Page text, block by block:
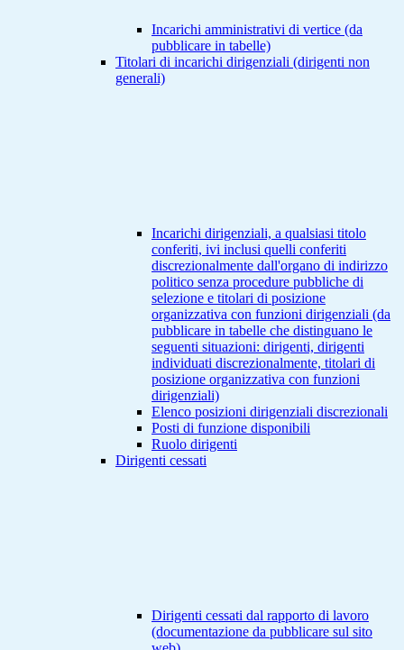
Incarichi amministrativi di vertice (da
pubblicare in tabelle)
Titolari di incarichi dirigenziali (dirigenti non
generali)
Incarichi dirigenziali, a qualsiasi titolo
conferiti, ivi inclusi quelli conferiti
discrezionalmente dall'organo di indirizzo
politico senza procedure pubbliche di
selezione e titolari di posizione
organizzativa con funzioni dirigenziali (da
pubblicare in tabelle che distinguano le
seguenti situazioni: dirigenti, dirigenti
individuati discrezionalmente, titolari di
posizione organizzativa con funzioni
dirigenziali)
Elenco posizioni dirigenziali discrezionali
Posti di funzione disponibili
Ruolo dirigenti
Dirigenti cessati
Dirigenti cessati dal rapporto di lavoro
(documentazione da pubblicare sul sito